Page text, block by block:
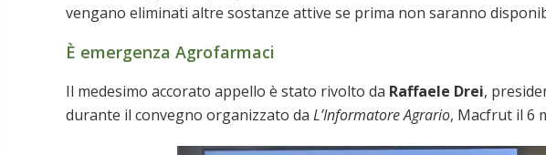
vengano eliminati altre sostanze attive se prima non saranno
È emergenza Agrofarmaci
Il medesimo accorato appello è stato rivolto da Raffaele Drei,
durante il convegno organizzato da L’Informatore Agrario, Macfrut il 6